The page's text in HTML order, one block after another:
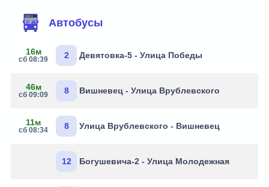
Автобусы
16м
сб 08:39 2 Девятовка-5 - Улица Победы
46м
сб 09:09 8 Вишневец - Улица Врублевского
11м
сб 08:34 8 Улица Врублевского - Вишневец
12 Богушевича-2 - Улица Молодежная